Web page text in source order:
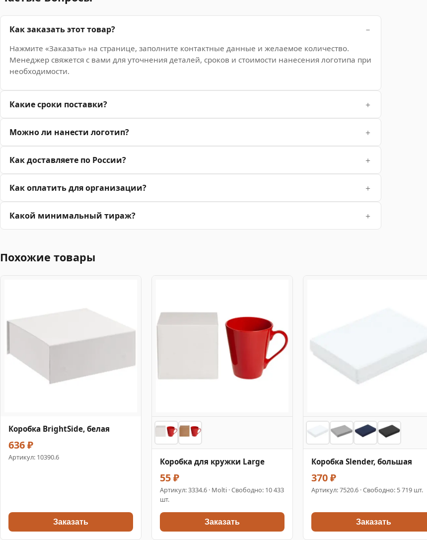
Как заказать этот товар?
Нажмите «Заказать» на странице, заполните контактные данные и желаемое количество.
Менеджер свяжется с вами для уточнения деталей, сроков и стоимости нанесения логотипа при
необходимости.
Какие сроки поставки?
Можно ли нанести логотип?
Как доставляете по России?
Как оплатить для организации?
Какой минимальный тираж?
Похожие товары
Коробка BrightSide, белая
636 ₽
Артикул: 10390.6
Заказать
Коробка для кружки Large
55 ₽
Артикул:3334.6 · Molti · Свободно: 10 433
шт.
Заказать
Коробка Slender, большая
370 ₽
Артикул:7520.6 · Свободно: 5 719 шт.
Заказать